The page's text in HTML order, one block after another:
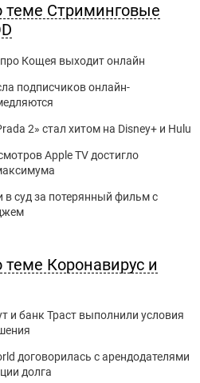
теме Стриминговые
Кощея выходит онлайн
подписчиков онлайн-
2» стал хитом на Disney+ и Hulu
Apple TV достигло
в суд за потерянный фильм с
теме Коронавирус и
и банк Траст выполнили условия
договорилась с арендодателями
долга